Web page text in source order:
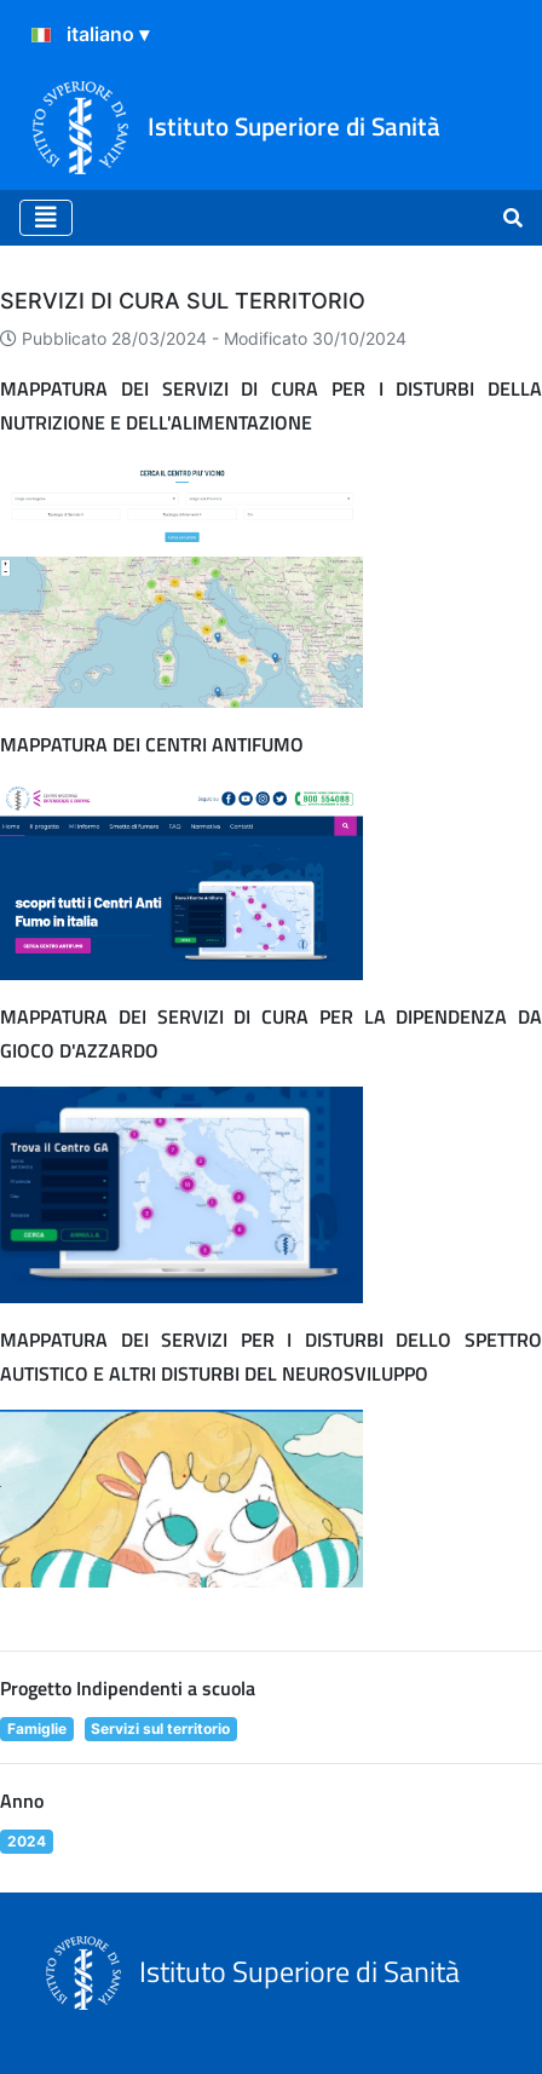
Istituto Superiore di Sanità
Archivio
SERVIZI DI CURA SUL TERRITORIO
Pubblicato 28/03/2024 - Modificato 30/10/2024
MAPPATURA DEI SERVIZI DI CURA PER I DISTURBI DELLA
NUTRIZIONE E DELL'ALIMENTAZIONE
MAPPATURA DEI CENTRI ANTIFUMO
MAPPATURA DEI SERVIZI DI CURA PER LA DIPENDENZA DA
GIOCO D'AZZARDO
MAPPATURA DEI SERVIZI PER I DISTURBI DELLO SPETTRO
AUTISTICO E ALTRI DISTURBI DEL NEUROSVILUPPO
Progetto Indipendenti a scuola
Famiglie Servizi sul territorio
Anno
2024
Istituto Superiore di Sanità